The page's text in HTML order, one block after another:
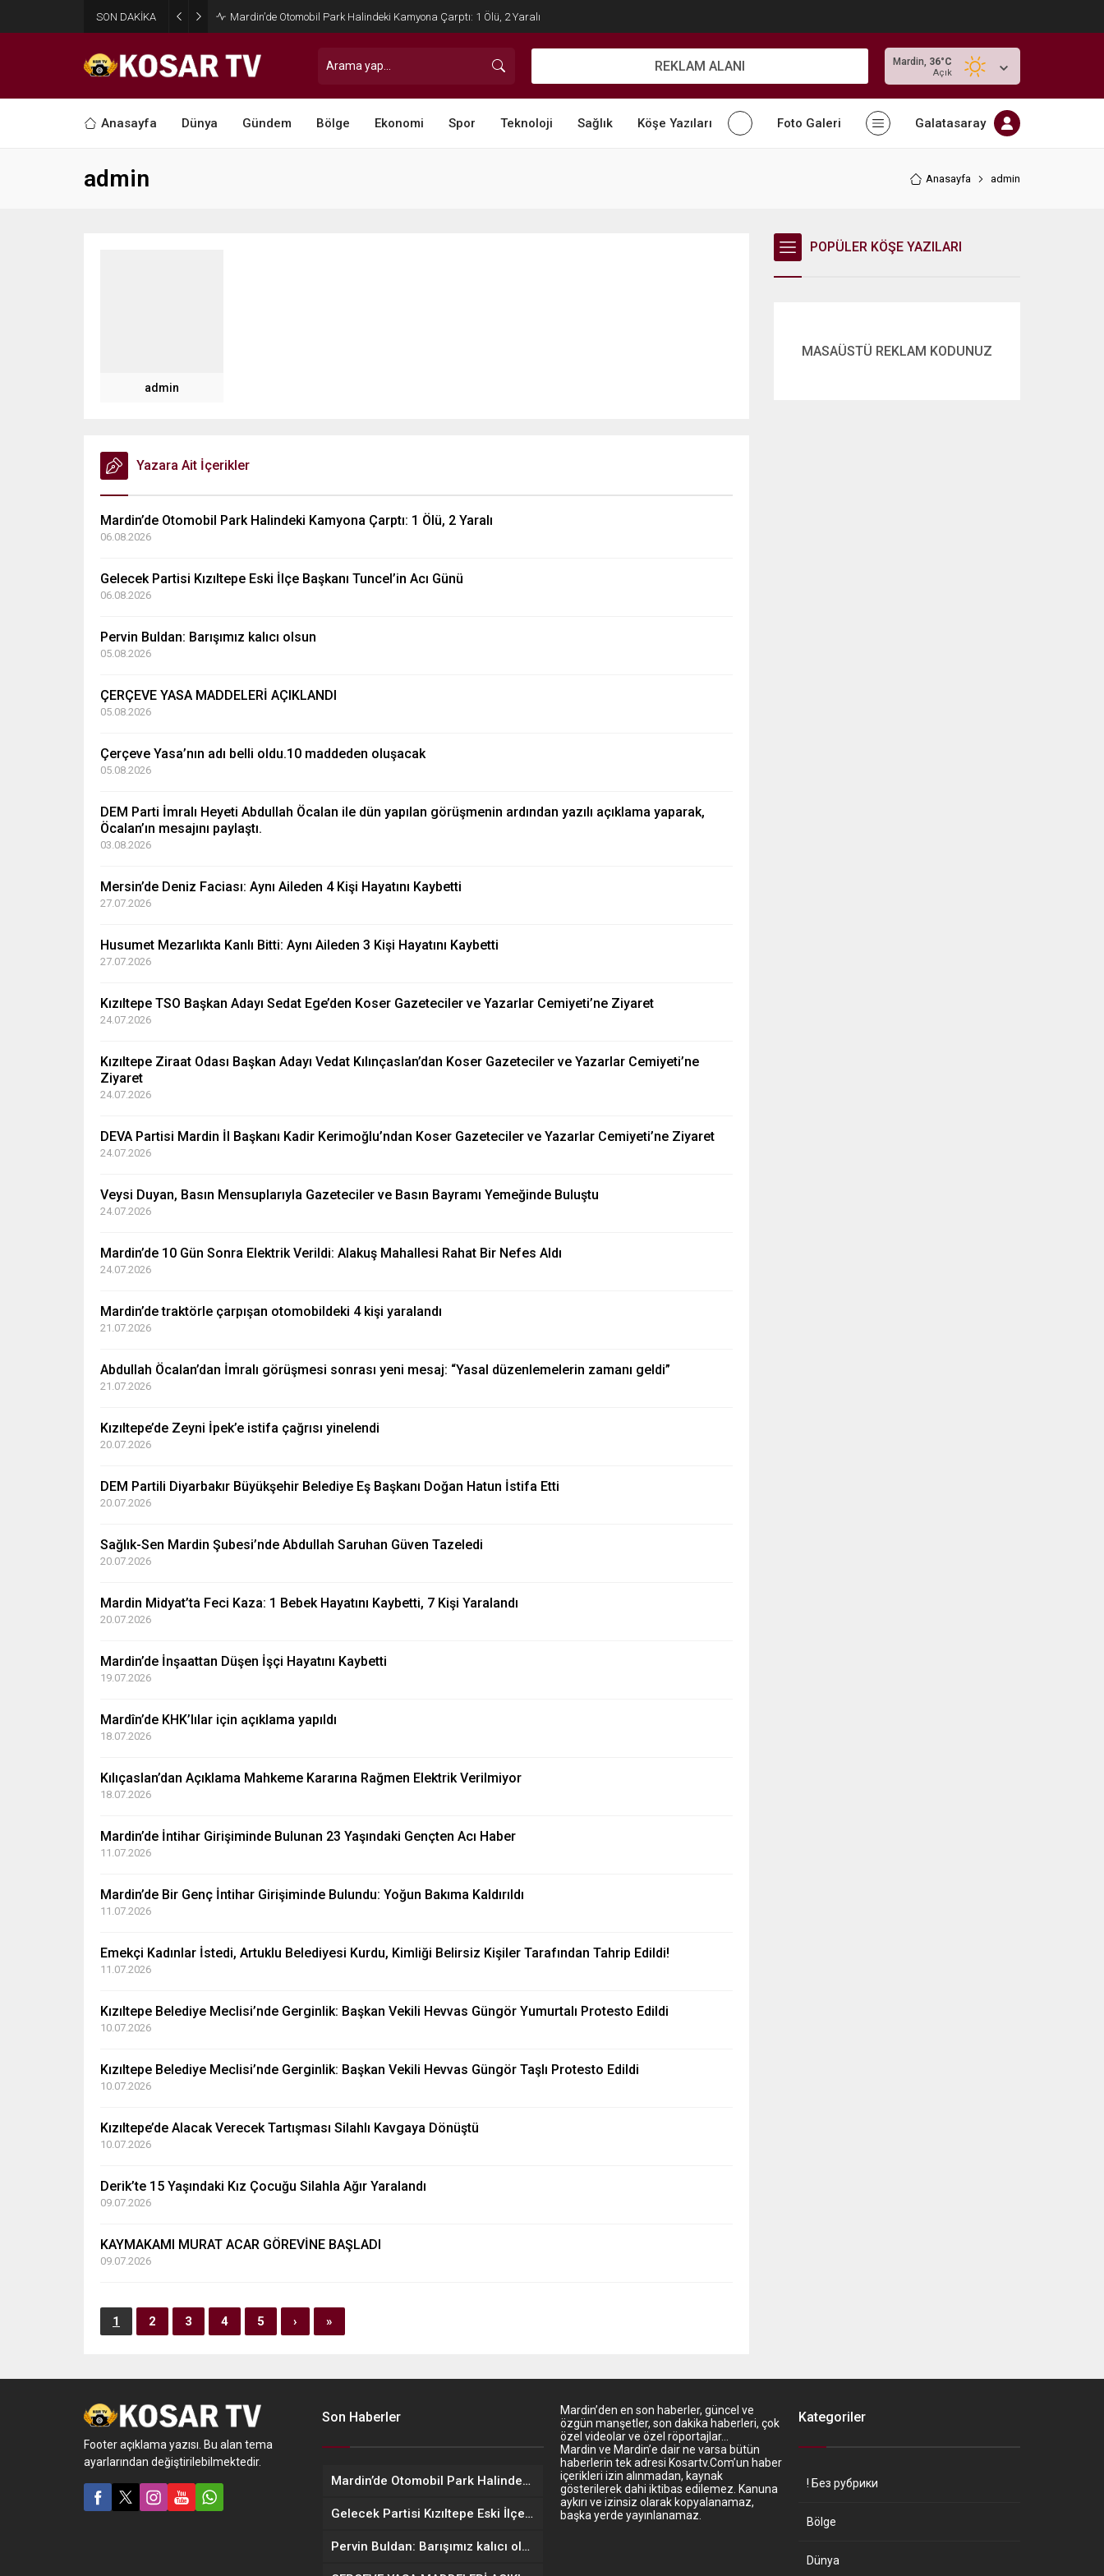
SON DAKİKA Mardin’de Otomobil Park Halindeki Kamyona Çarptı: 1 Ölü, 2 Yaralı
REKLAM ALANI Mardin, 36°C
Açık
Anasayfa Dünya Gündem Bölge Ekonomi Spor Teknoloji Sağlık Köşe Yazıları Foto Galeri Galatasaray
admin Anasayfa admin
admin
Yazara Ait İçerikler
Mardin’de Otomobil Park Halindeki Kamyona Çarptı: 1 Ölü, 2 Yaralı
06.08.2026
Gelecek Partisi Kızıltepe Eski İlçe Başkanı Tuncel’in Acı Günü
06.08.2026
Pervin Buldan: Barışımız kalıcı olsun
05.08.2026
ÇERÇEVE YASA MADDELERİ AÇIKLANDI
05.08.2026
Çerçeve Yasa’nın adı belli oldu.10 maddeden oluşacak
05.08.2026
DEM Parti İmralı Heyeti Abdullah Öcalan ile dün yapılan görüşmenin ardından yazılı açıklama yaparak,
Öcalan’ın mesajını paylaştı.
03.08.2026
Mersin’de Deniz Faciası: Aynı Aileden 4 Kişi Hayatını Kaybetti
27.07.2026
Husumet Mezarlıkta Kanlı Bitti: Aynı Aileden 3 Kişi Hayatını Kaybetti
27.07.2026
Kızıltepe TSO Başkan Adayı Sedat Ege’den Koser Gazeteciler ve Yazarlar Cemiyeti’ne Ziyaret
24.07.2026
Kızıltepe Ziraat Odası Başkan Adayı Vedat Kılınçaslan’dan Koser Gazeteciler ve Yazarlar Cemiyeti’ne
Ziyaret
24.07.2026
DEVA Partisi Mardin İl Başkanı Kadir Kerimoğlu’ndan Koser Gazeteciler ve Yazarlar Cemiyeti’ne Ziyaret
24.07.2026
Veysi Duyan, Basın Mensuplarıyla Gazeteciler ve Basın Bayramı Yemeğinde Buluştu
24.07.2026
Mardin’de 10 Gün Sonra Elektrik Verildi: Alakuş Mahallesi Rahat Bir Nefes Aldı
24.07.2026
Mardin’de traktörle çarpışan otomobildeki 4 kişi yaralandı
21.07.2026
Abdullah Öcalan’dan İmralı görüşmesi sonrası yeni mesaj: “Yasal düzenlemelerin zamanı geldi”
21.07.2026
Kızıltepe’de Zeyni İpek’e istifa çağrısı yinelendi
20.07.2026
DEM Partili Diyarbakır Büyükşehir Belediye Eş Başkanı Doğan Hatun İstifa Etti
20.07.2026
Sağlık-Sen Mardin Şubesi’nde Abdullah Saruhan Güven Tazeledi
20.07.2026
Mardin Midyat’ta Feci Kaza: 1 Bebek Hayatını Kaybetti, 7 Kişi Yaralandı
20.07.2026
Mardin’de İnşaattan Düşen İşçi Hayatını Kaybetti
19.07.2026
Mardîn’de KHK’lılar için açıklama yapıldı
18.07.2026
Kılıçaslan’dan Açıklama Mahkeme Kararına Rağmen Elektrik Verilmiyor
18.07.2026
Mardin’de İntihar Girişiminde Bulunan 23 Yaşındaki Gençten Acı Haber
11.07.2026
Mardin’de Bir Genç İntihar Girişiminde Bulundu: Yoğun Bakıma Kaldırıldı
11.07.2026
Emekçi Kadınlar İstedi, Artuklu Belediyesi Kurdu, Kimliği Belirsiz Kişiler Tarafından Tahrip Edildi!
11.07.2026
Kızıltepe Belediye Meclisi’nde Gerginlik: Başkan Vekili Hevvas Güngör Yumurtalı Protesto Edildi
10.07.2026
Kızıltepe Belediye Meclisi’nde Gerginlik: Başkan Vekili Hevvas Güngör Taşlı Protesto Edildi
10.07.2026
Kızıltepe’de Alacak Verecek Tartışması Silahlı Kavgaya Dönüştü
10.07.2026
Derik’te 15 Yaşındaki Kız Çocuğu Silahla Ağır Yaralandı
09.07.2026
KAYMAKAMI MURAT ACAR GÖREVİNE BAŞLADI
09.07.2026
1 2 3 4 5 › »
POPÜLER KÖŞE YAZILARI
MASAÜSTÜ REKLAM KODUNUZ
Footer açıklama yazısı. Bu alan tema
ayarlarından değiştirilebilmektedir.
Son Haberler
Mardin’de Otomobil Park Halindeki Kamyona Çarptı: 1 Ölü, 2 Yaralı
Gelecek Partisi Kızıltepe Eski İlçe Başkanı Tuncel’in Acı Günü
Pervin Buldan: Barışımız kalıcı olsun
Mardin’den en son haberler, güncel ve
özgün manşetler, son dakika haberleri, çok
özel videolar ve özel röportajlar…
Mardin ve Mardin’e dair ne varsa bütün
haberlerin tek adresi Kosartv.Com’un haber
içerikleri izin alınmadan, kaynak
gösterilerek dahi iktibas edilemez. Kanuna
aykırı ve izinsiz olarak kopyalanamaz,
başka yerde yayınlanamaz.
Kategoriler
! Без рубрики
Bölge
Dünya